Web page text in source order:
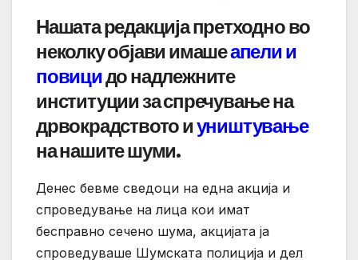
Нашата редакција претходно во
неколку објави имашеапели и
повицидо надлежните
институции за спречување на
дрвокрадството иуништување
на нашите шуми.
Денес бевме сведоци на една акција и
спроведување на лица кои имат
бесправно сечено шума, акцијата ја
спроведуваше Шумската полиција и дел